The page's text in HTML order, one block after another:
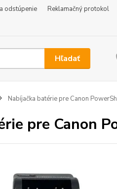
odstúpenie
Reklamačný protokol
Hľadať
Nabíjačka batérie pre Canon
pre Canon